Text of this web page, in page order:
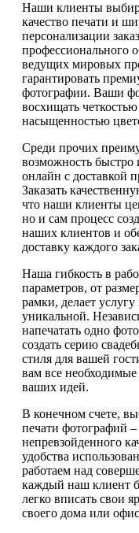
Наши клиенты
качество печати и
персонализации
профессионального
ведущих мировых
гарантировать
фотографии. Ваши
восхищать
насыщенностью
Среди прочих
возможность быстро
онлайн с доставкой
Заказать
что наши клиенты
но и сам процесс
наших клиентов и
доставку каждого
Наша гибкость в
параметров, от
рамки, делает
уникальной.
напечатать одно
создать серию
стиля для вашей
вам все
ваших идей.
В конечном счете,
печати фотографий
непревзойденного
удобства
работаем над
каждый наш клиент
легко вписать свои
своего дома или